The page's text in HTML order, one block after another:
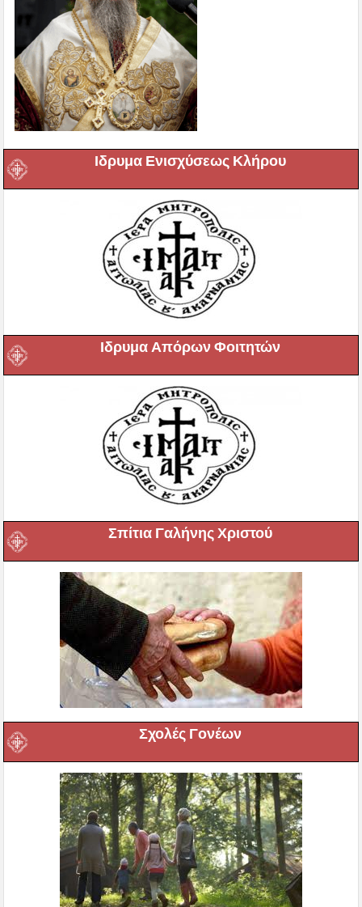
Ιδρυμα Ενισχύσεως Κλήρου
Ιδρυμα Απόρων Φοιτητών
Σπίτια Γαλήνης Χριστού
Σχολές Γονέων